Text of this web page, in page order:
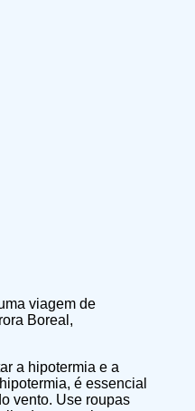
viagem de
Boreal,
a hipotermia e a
é essencial
vento. Use roupas